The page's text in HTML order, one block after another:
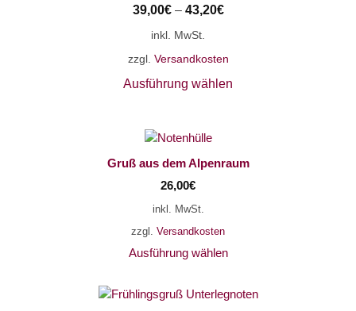
39,00€– 43,20€
inkl. MwSt.
zzgl. Versandkosten
Ausführung wählen
Gruß aus dem Alpenraum
26,00€
inkl. MwSt.
zzgl. Versandkosten
Ausführung wählen